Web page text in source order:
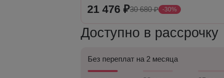
21 476 ₽30 680 ₽ -30%
Доступно в рассрочку
Без переплат на 2 месяца